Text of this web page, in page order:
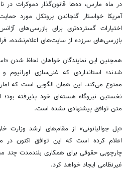
در ماه مارس، ده‌ها قانون‌گذار دموکرات در
آمریکا خواستار گنجاندن پروتکل مورد
اختیارات گسترده‌تری برای بازرسی‌های
بازرسی‌های سرزده از سایت‌های اعلام‌نشده،
همچنین این نمایندگان خواهان لحاظ شدن
شدند؛ استانداردی که غنی‌سازی اورانیوم
نخستین نیروگاه هسته‌ای خود پذیرفته
متن توافق پیشنهادی نشده است.
«پل جوالیانونی» از مقام‌های ارشد وزارت
اعلام کرده است که این توافق اکنون در
چارچوبی حقوقی برای همکاری بلندمدت چند
غیرنظامی ایجاد خواهد کرد.